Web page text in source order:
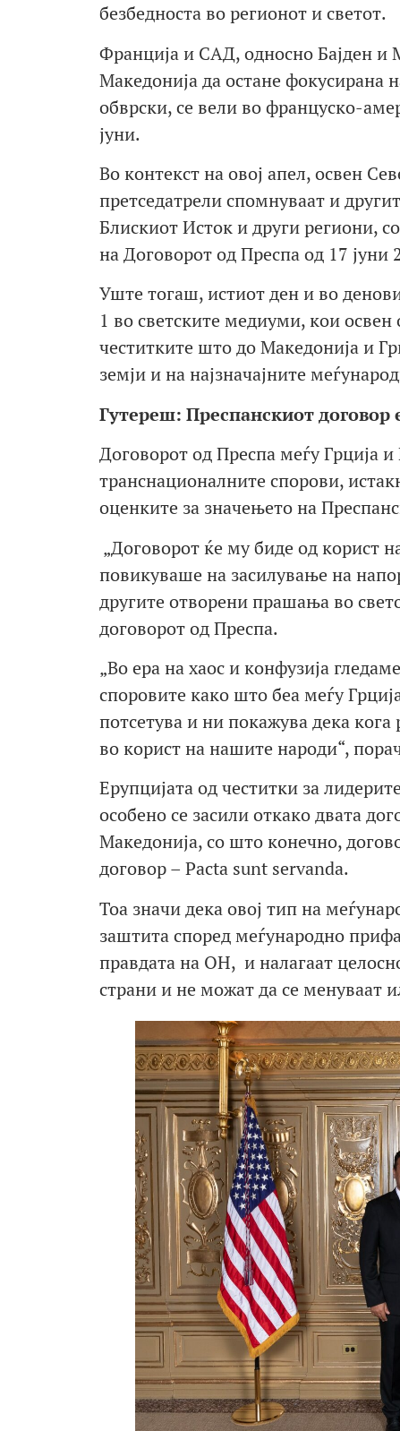
безбедноста во регионот и светот.
Франција и САД, односно Бајден и
Македонија да остане фокусирана
обврски, се вели во француско-
јуни.
Во контекст на овој апел, освен
претседатрели спомнуваат и
Блискиот Исток и други региони,
на Договорот од Преспа од 17 јуни
Уште тогаш, истиот ден и во
1 во светските медиуми, кои
честитките што до Македонија и
земји и на најзначајните
Гутереш: Преспанскиот договор
Договорот од Преспа меѓу Грција
транснационалните спорови,
оценките за значењето на
„Договорот ќе му биде од корист
повикуваше на засилување на
другите отворени прашања во
договорот од Преспа.
„Во ера на хаос и конфузија
споровите како што беа меѓу
потсетува и ни покажува дека
во корист на нашите народи“,
Ерупцијата од честитки за
особено се засили откако двата
Македонија, со што конечно,
договор – Pacta sunt servanda.
Тоа значи дека овој тип на
заштита според меѓународно
правдата на ОН, и налагаат
страни и не можат да се менуваат